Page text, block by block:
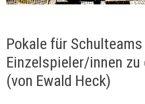
Pokale für Schulteams
Einzelspieler/innen zu
(von Ewald Heck)